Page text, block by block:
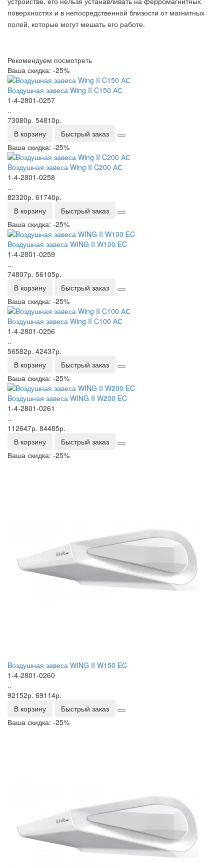
поверхностях и в непосредственной близости от магнитных
полей, которые могут мешать его работе.
Рекомендуем посмотреть
Ваша скидка: -25%
Bоздушная завеса Wing II C150 АС
1-4-2801-0257
..
73080р. 54810р.
В корзину
Быстрый заказ
Ваша скидка: -25%
Bоздушная завеса Wing II C200 АС
1-4-2801-0258
..
82320р. 61740р.
В корзину
Быстрый заказ
Ваша скидка: -25%
Bоздушная завеса WING II W100 EC
1-4-2801-0259
..
74807р. 56105р.
В корзину
Быстрый заказ
Ваша скидка: -25%
Bоздушная завеса Wing II C100 АС
1-4-2801-0256
..
56582р. 42437р.
В корзину
Быстрый заказ
Ваша скидка: -25%
Bоздушная завеса WING II W200 EC
1-4-2801-0261
..
112647р. 84485р.
В корзину
Быстрый заказ
Ваша скидка: -25%
Bоздушная завеса WING II W150 EC
1-4-2801-0260
..
92152р. 69114р.
В корзину
Быстрый заказ
Ваша скидка: -25%